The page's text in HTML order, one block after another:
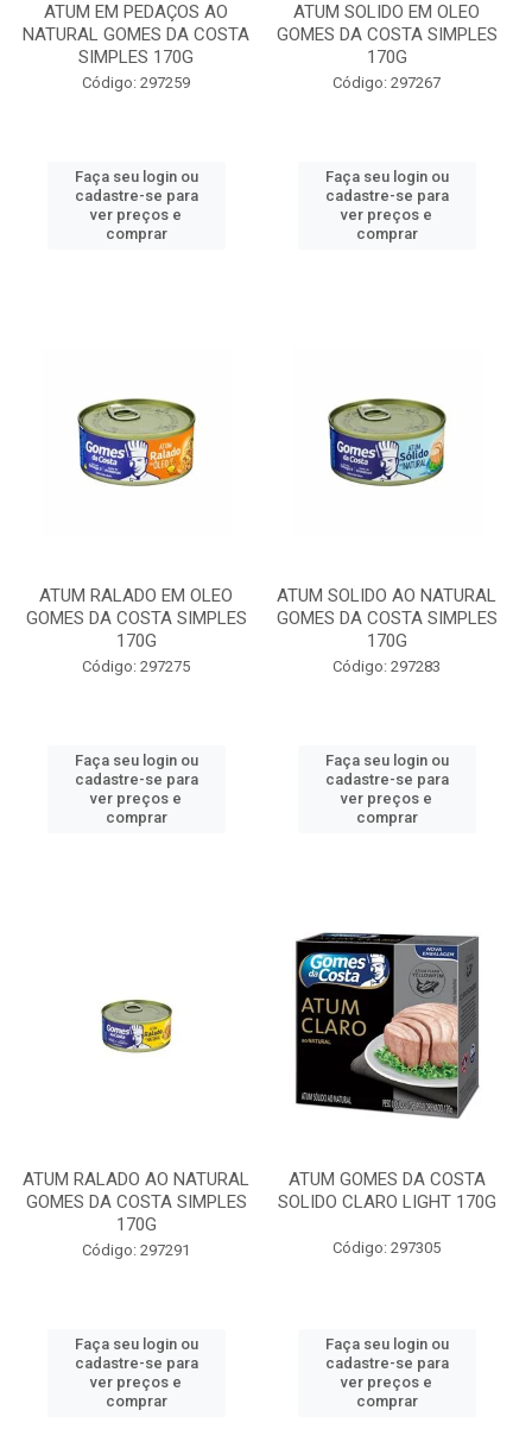
ATUM EM PEDAÇOS AO
NATURAL GOMES DA COSTA
SIMPLES 170G
Código: 297259
Faça seu login ou
cadastre-se para
ver preços e
comprar
ATUM SOLIDO EM OLEO
GOMES DA COSTA SIMPLES
170G
Código: 297267
Faça seu login ou
cadastre-se para
ver preços e
comprar
ATUM RALADO EM OLEO
GOMES DA COSTA SIMPLES
170G
Código: 297275
Faça seu login ou
cadastre-se para
ver preços e
comprar
ATUM SOLIDO AO NATURAL
GOMES DA COSTA SIMPLES
170G
Código: 297283
Faça seu login ou
cadastre-se para
ver preços e
comprar
ATUM RALADO AO NATURAL
GOMES DA COSTA SIMPLES
170G
Código: 297291
Faça seu login ou
cadastre-se para
ver preços e
comprar
ATUM GOMES DA COSTA
SOLIDO CLARO LIGHT 170G
Código: 297305
Faça seu login ou
cadastre-se para
ver preços e
comprar